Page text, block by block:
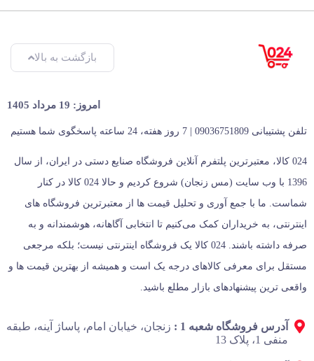
بازگشت به بالا
امروز: 19 مرداد 1405
تلفن پشتیبانی 09036751809 | 7 روز هفته، 24 ساعته پاسخگوی شما هستیم
024 کالا، معتبرترین پلتفرم آنلاین فروشگاه صنایع دستی در ایران، از سال
1396 با وب سایت (مس زنجان) شروع کردیم و حالا 024 کالا در کنار
شماست. ما با جمع‌ آوری و تحلیل قیمت‌ ها از معتبرترین فروشگاه‌ های
اینترنتی، به خریداران کمک می‌کنیم تا انتخابی آگاهانه، هوشمندانه و به‌
صرفه داشته باشند. 024 کالا یک فروشگاه اینترنتی نیست؛ بلکه مرجعی
مستقل برای معرفی کالاهای درجه یک است و همیشه از بهترین قیمت‌ ها و
واقعی‌ ترین پیشنهادهای بازار مطلع باشید.
آدرس فروشگاه شعبه 1 :
زنجان، خیابان امام، پاساژ آینه، طبقه
منفی 1، پلاک 13